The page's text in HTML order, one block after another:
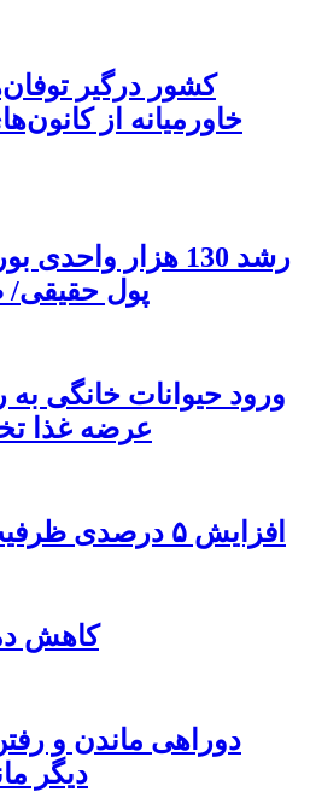
خاورمیانه از
پول حقیقی/ صف
ورود حیوانات خانگی به
عرضه غذا
افزایش ۵ درصدی ظرفیت قطارهای اربعین
کاهش
دوراهی ماندن و
دیگر